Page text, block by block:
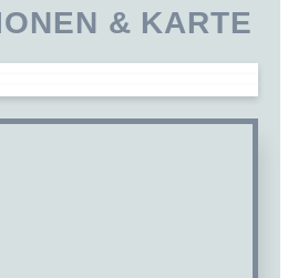
& KARTE